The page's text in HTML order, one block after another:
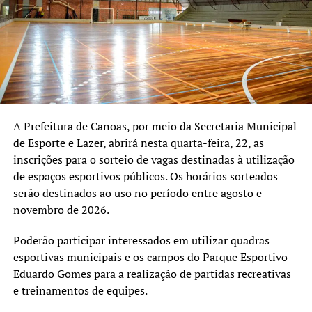
A Prefeitura de Canoas, por meio da Secretaria Municipal
de Esporte e Lazer, abrirá nesta quarta-feira, 22, as
inscrições para o sorteio de vagas destinadas à utilização
de espaços esportivos públicos. Os horários sorteados
serão destinados ao uso no período entre agosto e
novembro de 2026.
Poderão participar interessados em utilizar quadras
esportivas municipais e os campos do Parque Esportivo
Eduardo Gomes para a realização de partidas recreativas
e treinamentos de equipes.